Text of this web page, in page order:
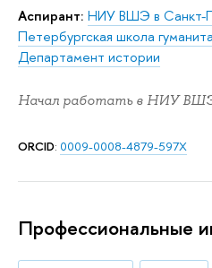
Аспирант: НИУ ВШЭ в Санкт-
Петербургская школа
Департамент истории
Начал работать в НИУ ВШЭ
ORCID: 0009-0008-4879-597X
Профессиональные